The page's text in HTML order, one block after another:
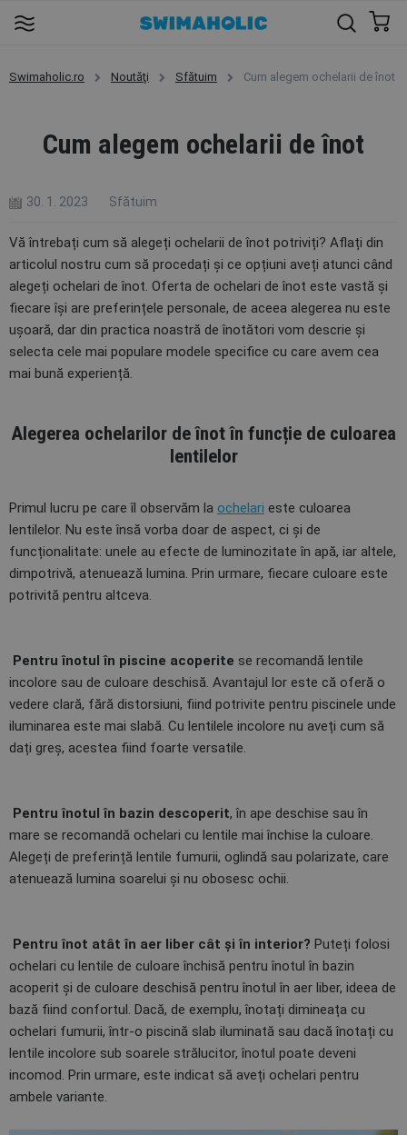
Swimaholic.ro Noutăţi Sfătuim Cum alegem ochelarii de înot
Cum alegem ochelarii de înot
30. 1. 2023 Sfătuim
Vă întrebați cum să alegeți ochelarii de înot potriviți? Aflați din
articolul nostru cum să procedați și ce opțiuni aveți atunci când
alegeți ochelari de înot. Oferta de ochelari de înot este vastă și
fiecare își are preferințele personale, de aceea alegerea nu este
ușoară, dar din practica noastră de înotători vom descrie și
selecta cele mai populare modele specifice cu care avem cea
mai bună experiență.
Alegerea ochelarilor de înot în funcție de culoarea
lentilelor
Primul lucru pe care îl observăm la ochelari este culoarea
lentilelor. Nu este însă vorba doar de aspect, ci și de
funcționalitate: unele au efecte de luminozitate în apă, iar altele,
dimpotrivă, atenuează lumina. Prin urmare, fiecare culoare este
potrivită pentru altceva.
Pentru înotul în piscine acoperite se recomandă lentile
incolore sau de culoare deschisă. Avantajul lor este că oferă o
vedere clară, fără distorsiuni, fiind potrivite pentru piscinele unde
iluminarea este mai slabă. Cu lentilele incolore nu aveți cum să
dați greș, acestea fiind foarte versatile.
Pentru înotul în bazin descoperit, în ape deschise sau în
mare se recomandă ochelari cu lentile mai închise la culoare.
Alegeți de preferință lentile fumurii, oglindă sau polarizate, care
atenuează lumina soarelui și nu obosesc ochii.
Pentru înot atât în aer liber cât și în interior? Puteți folosi
ochelari cu lentile de culoare închisă pentru înotul în bazin
acoperit și de culoare deschisă pentru înotul în aer liber, ideea de
bază fiind confortul. Dacă, de exemplu, înotați dimineața cu
ochelari fumurii, într-o piscină slab iluminată sau dacă înotați cu
lentile incolore sub soarele strălucitor, înotul poate deveni
incomod. Prin urmare, este indicat să aveți ochelari pentru
ambele variante.